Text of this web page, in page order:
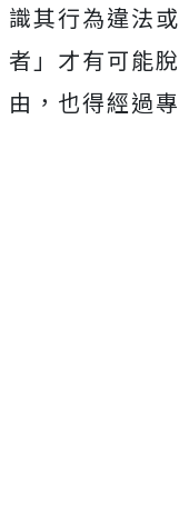
識其行為違法
者」才有可能
由，也得經過